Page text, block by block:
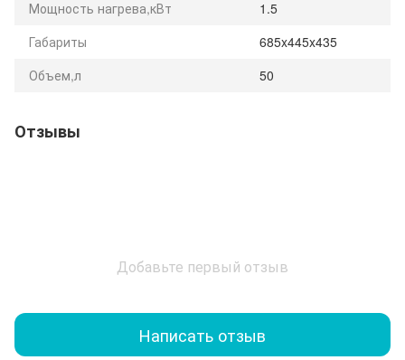
Мощность нагрева,кВт
1.5
Габариты
685x445x435
Объем,л
50
Отзывы
Добавьте первый отзыв
Написать отзыв